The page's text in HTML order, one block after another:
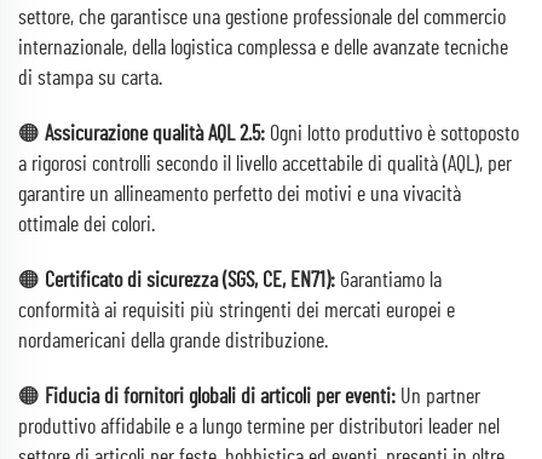
settore, che garantisce una gestione professionale del commercio
internazionale, della logistica complessa e delle avanzate tecniche
di stampa su carta.
🟠 Assicurazione qualità AQL 2.5: Ogni lotto produttivo è sottoposto
a rigorosi controlli secondo il livello accettabile di qualità (AQL), per
garantire un allineamento perfetto dei motivi e una vivacità
ottimale dei colori.
🟠 Certificato di sicurezza (SGS, CE, EN71): Garantiamo la
conformità ai requisiti più stringenti dei mercati europei e
nordamericani della grande distribuzione.
🟠 Fiducia di fornitori globali di articoli per eventi: Un partner
produttivo affidabile e a lungo termine per distributori leader nel